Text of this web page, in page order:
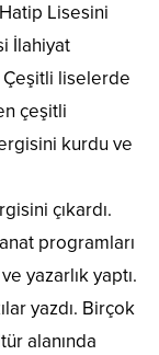
Lisesini
İlahiyat
Çeşitli liselerde
çeşitli
kurdu ve
çıkardı.
programları
yazarlık yaptı.
yazdı. Birçok
alanında